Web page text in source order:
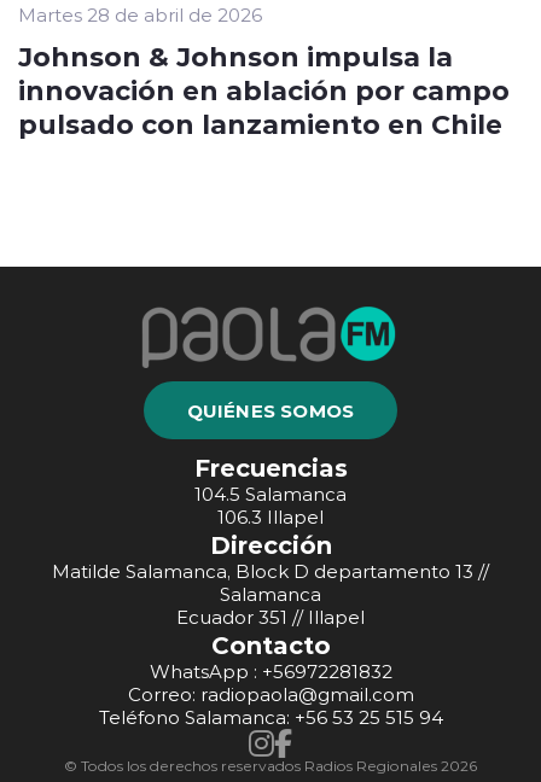
Martes 28 de abril de 2026
Johnson & Johnson impulsa la
innovación en ablación por campo
pulsado con lanzamiento en Chile
QUIÉNES SOMOS
Frecuencias
104.5 Salamanca
106.3 Illapel
Dirección
Matilde Salamanca, Block D departamento 13 //
Salamanca
Ecuador 351 // Illapel
Contacto
WhatsApp : +56972281832
Correo: radiopaola@gmail.com
Teléfono Salamanca: +56 53 25 515 94
© Todos los derechos reservados Radios Regionales 2026